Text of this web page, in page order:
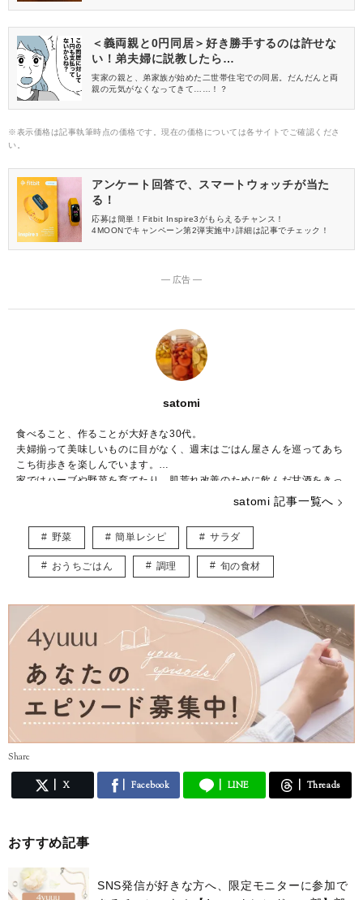
含まれており、さらに成長ざかりのお子様に嬉しいカルシウムは
ぷりでお子様にもおすすめの、小松菜の苦みを感じにくいふりか
けのレシピをご紹介します。
＜義両親と0円同居＞好き勝手するのは許せな
い！弟夫婦に説教したら…
実家の親と、弟家族が始めた二世帯住宅での同居。だんだんと両
親の元気がなくなってきて……！？
※表示価格は記事執筆時点の価格です。現在の価格については各サイトでご確認くださ
い。
アンケート回答で、スマートウォッチが当た
る！
応募は簡単！Fitbit Inspire3がもらえるチャンス！
4MOONでキャンペーン第2弾実施中♪詳細は記事でチェック！
― 広告 ―
satomi
食べること、作ることが大好きな30代。
夫婦揃って美味しいものに目がなく、週末はごはん屋さんを巡ってあち
こち街歩きを楽しんでいます。
家ではハーブや野菜を育てたり、肌荒れ改善のために飲んだ甘酒をきっ
かけに発酵食の魅力に取り憑かれ、手軽に作れる発酵ごはんや発酵スイ
自分の経験を活かしながら、大好きな食を通じて「美味しいしあわせ」
をお届けできれば嬉しいです。
保有資格：オンラインフードクリエイター
satomi 記事一覧へ
野菜 簡単レシピ サラダ
おうちごはん 調理 旬の食材
Share
X Facebook LINE Threads
おすすめ記事
SNS発信が好きな方へ、限定モニターに参加で